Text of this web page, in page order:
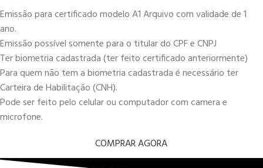
Emissão para certificado modelo A1 Arquivo com validade de 1
ano.
Emissão possível somente para o titular do CPF e CNPJ
Ter biometria cadastrada (ter feito certificado anteriormente)
Para quem não tem a biometria cadastrada é necessário ter
Carteira de Habilitação (CNH).
Pode ser feito pelo celular ou computador com camera e
microfone.
COMPRAR AGORA